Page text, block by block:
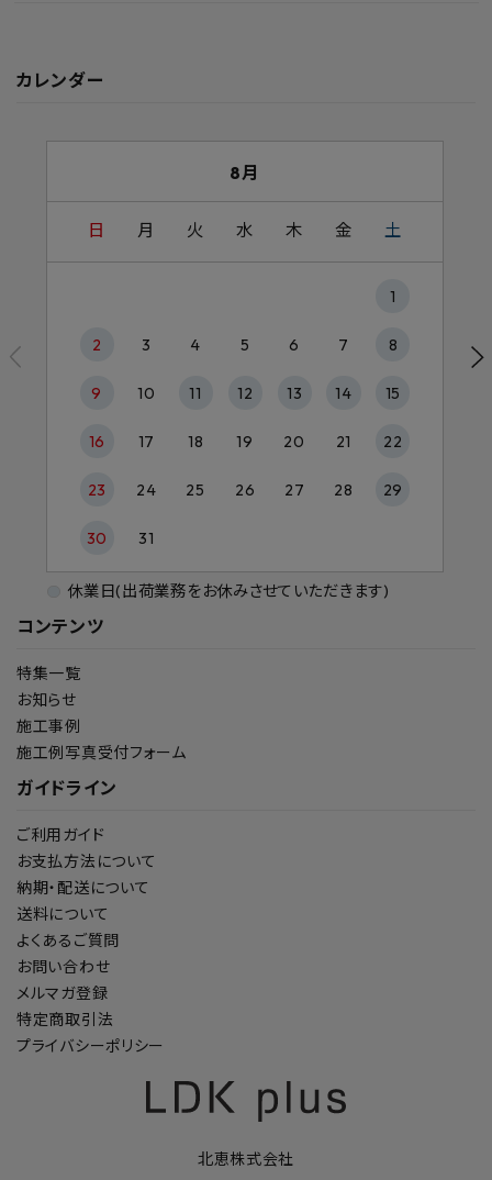
コンテンツ
特集一覧
お知らせ
施工事例
施工例写真受付フォーム
ガイドライン
ご利用ガイド
お支払方法について
納期・配送について
送料について
よくあるご質問
お問い合わせ
メルマガ登録
特定商取引法
プライバシーポリシー
カレンダー
8月
日 月 火 水 木 金 土
1
2 3 4 5 6 7 8
9 10 11 12 13 14 15
16 17 18 19 20 21 22
23 24 25 26 27 28 29
30 31
休業日(出荷業務をお休みさせていただきます)
北恵株式会社